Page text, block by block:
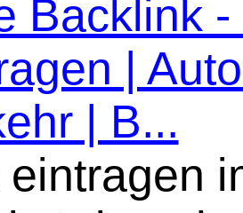
Backlink
|
| B...
eintragen